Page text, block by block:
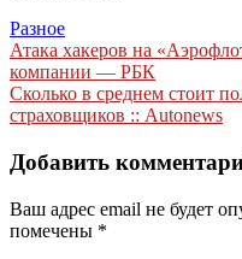
Разное
Навигация
по
записям
Атака хакеров на
компании — РБК
Сколько в среднем стоит
страховщиков :: Autonews
Добавить
Ваш адрес email не будет
помечены *